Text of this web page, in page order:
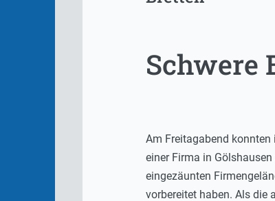
Schwere
Am Freitagabend
einer Firma in Gölshausen
eingezäunten
vorbereitet haben. Als die